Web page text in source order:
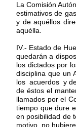
La Comisión
estimativos de
y de aquéllos
aquélla.
IV.- Estado de
quedarán a
los dictados por
disciplina que un
los acuerdos y
de éstos el
llamados por el
tiempo que dure
en posibilidad de
motivo, no